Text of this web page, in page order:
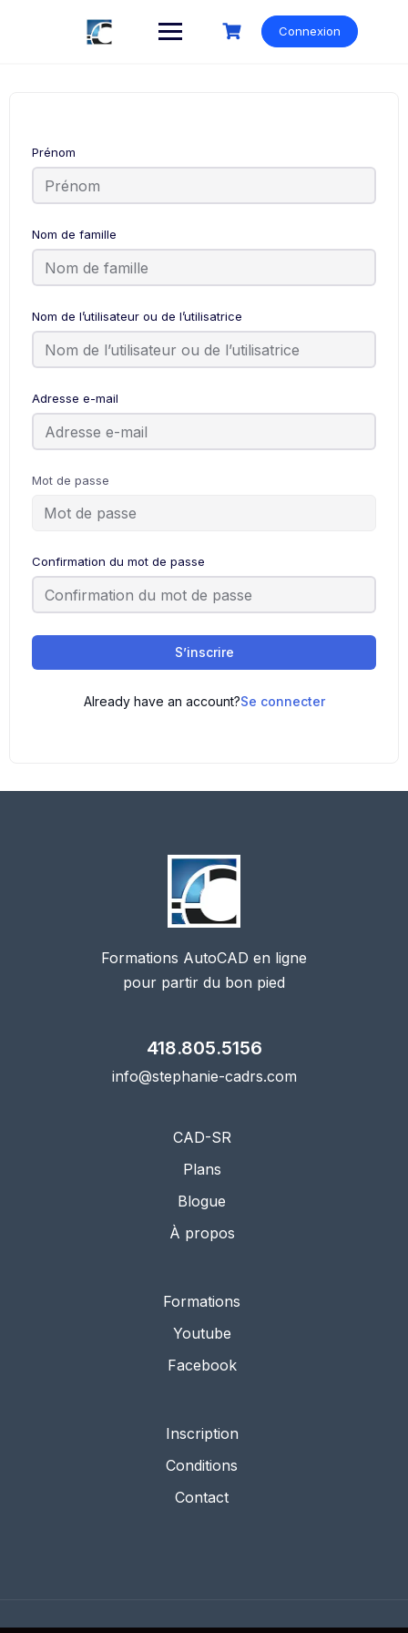
Connexion
Prénom
Nom de famille
Nom de l’utilisateur ou de l’utilisatrice
Adresse e-mail
Mot de passe
Confirmation du mot de passe
S’inscrire
Already have an account?Se connecter
Formations AutoCAD en ligne
pour partir du bon pied
418.805.5156
info@stephanie-cadrs.com
CAD-SR
Plans
Blogue
À propos
Formations
Youtube
Facebook
Inscription
Conditions
Contact